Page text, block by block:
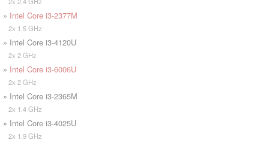
» Intel Core i3-2377M
2x 1.5 GHz
» Intel Core i3-4120U
2x 2 GHz
» Intel Core i3-6006U
2x 2 GHz
» Intel Core i3-2365M
2x 1.4 GHz
» Intel Core i3-4025U
2x 1.9 GHz